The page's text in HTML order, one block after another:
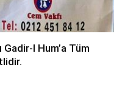
I Hum’a Tüm